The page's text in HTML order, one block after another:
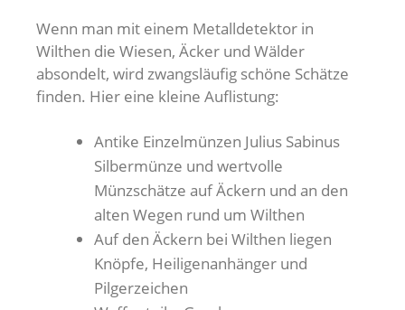
Wenn man mit einem Metalldetektor in
Wilthen die Wiesen, Äcker und Wälder
absondelt, wird zwangsläufig schöne Schätze
finden. Hier eine kleine Auflistung:
Antike Einzelmünzen Julius Sabinus
Silbermünze und wertvolle
Münzschätze auf Äckern und an den
alten Wegen rund um Wilthen
Auf den Äckern bei Wilthen liegen
Knöpfe, Heiligenanhänger und
Pilgerzeichen